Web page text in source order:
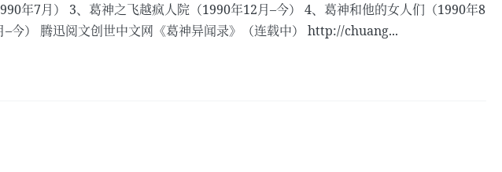
年7月） 3、葛神之飞越疯人院（1990年12月–今） 4、葛神和他的女人们（1990年8
–今） 腾迅阅文创世中文网《葛神异闻录》（连载中） http://chuang...